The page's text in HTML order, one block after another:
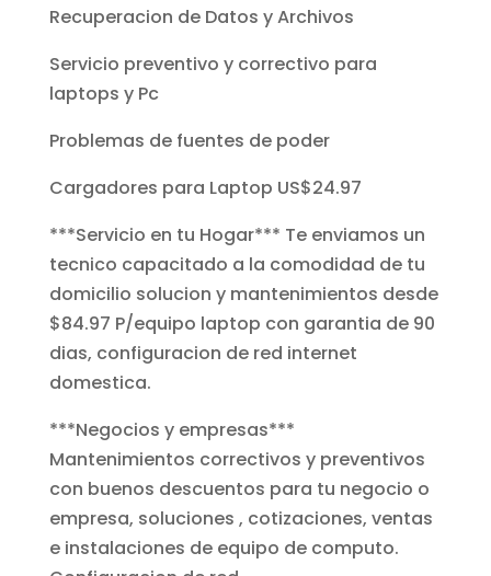
Recuperacion de Datos y Archivos
Servicio preventivo y correctivo para
laptops y Pc
Problemas de fuentes de poder
Cargadores para Laptop US$24.97
***Servicio en tu Hogar*** Te enviamos un
tecnico capacitado a la comodidad de tu
domicilio solucion y mantenimientos desde
$84.97 P/equipo laptop con garantia de 90
dias, configuracion de red internet
domestica.
***Negocios y empresas***
Mantenimientos correctivos y preventivos
con buenos descuentos para tu negocio o
empresa, soluciones , cotizaciones, ventas
e instalaciones de equipo de computo.